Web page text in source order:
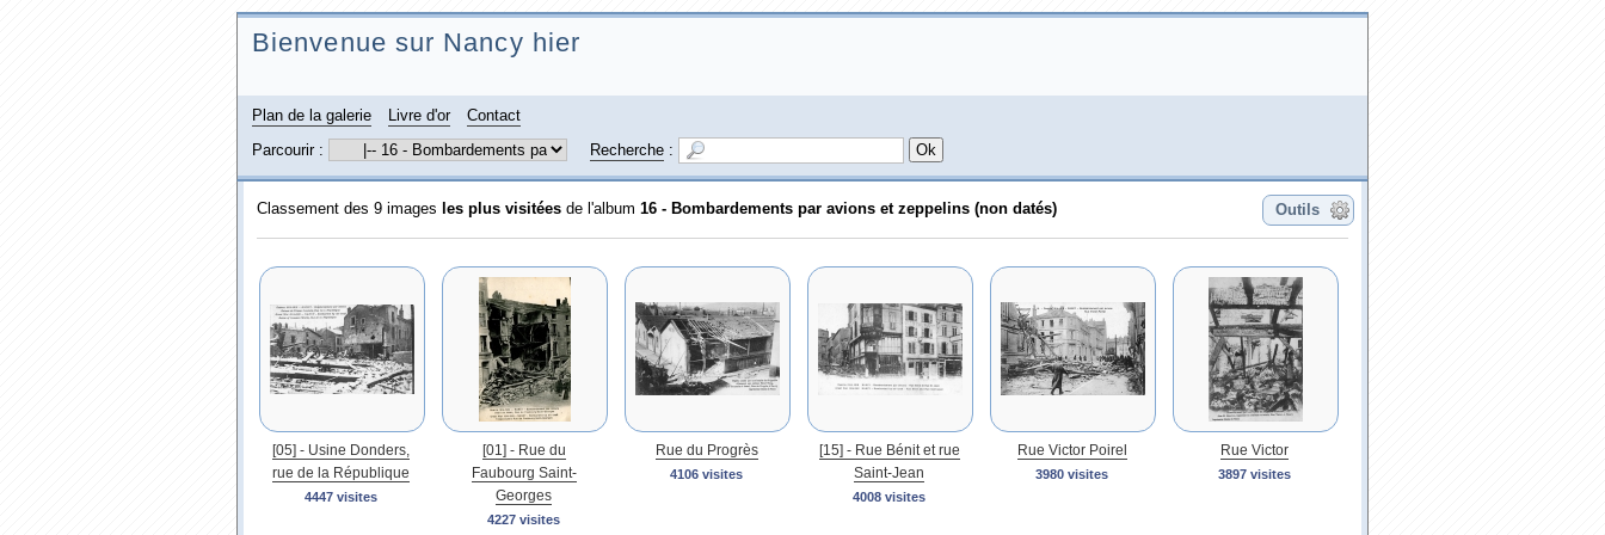
Bienvenue sur Nancy hier
Plan de la galerie Livre d'or
Contact
Parcourir :
Recherche :
Outils
Classement des 9 images les plus visitées de l'album 16 - Bombardements par avions et zeppelins (non datés)
[05] - Usine Donders,
rue de la République
4447 visites
[01] - Rue du
Faubourg Saint-
Georges
4227 visites
Rue du Progrès
4106 visites
[15] - Rue Bénit et rue
Saint-Jean
4008 visites
Rue Victor Poirel
3980 visites
Rue Victor
3897 visites